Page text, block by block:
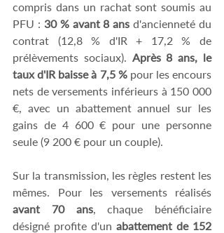
compris dans un rachat sont soumis au
PFU : 30 % avant 8 ans d'ancienneté du
contrat (12,8 % d'IR + 17,2 % de
prélèvements sociaux). Après 8 ans, le
taux d'IR baisse à 7,5 % pour les encours
nets de versements inférieurs à 150 000
€, avec un abattement annuel sur les
gains de 4 600 € pour une personne
seule (9 200 € pour un couple).
Sur la transmission, les règles restent les
avant 70 ans, chaque bénéficiaire
désigné profite d'un abattement de 152